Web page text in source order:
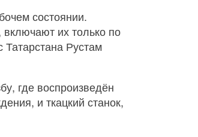
состоянии.
их только по
Рустам
где воспроизведён
и ткацкий станок,